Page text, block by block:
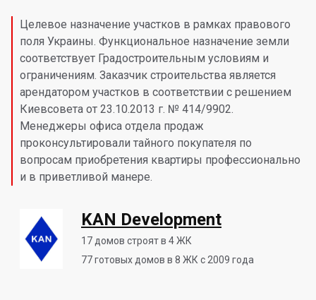
Целевое назначение участков в рамках правового
поля Украины. Функциональное назначение земли
соответствует Градостроительным условиям и
ограничениям. Заказчик строительства является
арендатором участков в соответствии с решением
Киевсовета от 23.10.2013 г. № 414/9902.
Менеджеры офиса отдела продаж
проконсультировали тайного покупателя по
вопросам приобретения квартиры профессионально
и в приветливой манере.
KAN Development
17 домов строят в 4 ЖК
77готовых домов в 8 ЖК с 2009 года